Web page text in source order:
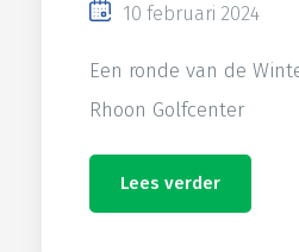
10 februari 2024
Een ronde van de
Rhoon Golfcenter
Lees verder